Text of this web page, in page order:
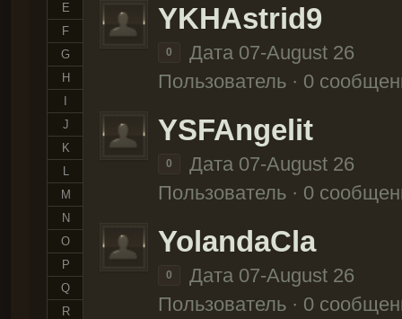
E
F
G
H
J
K
L
M
N
O
P
Q
R
YKHAstrid9
0
Дата 07-August 26
Пользователь · 0
YSFAngelit
0
Дата 07-August 26
Пользователь · 0
YolandaCla
0
Дата 07-August 26
Пользователь · 0